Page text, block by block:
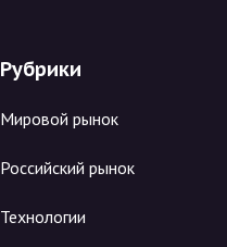
Рубрики
Мировой рынок
Российский рынок
Технологии